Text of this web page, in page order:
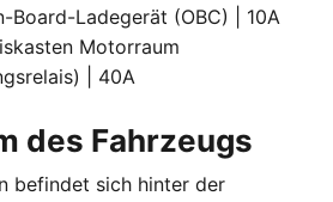
Board-Ladegerät (OBC) | 10A
Motorraum
| 40A
des Fahrzeugs
befindet sich hinter der